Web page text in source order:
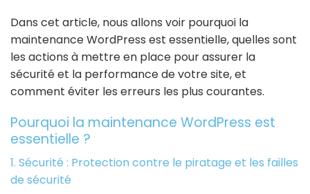
Dans cet article, nous allons voir pourquoi la
maintenance WordPress est essentielle, quelles sont
les actions à mettre en place pour assurer la
sécurité et la performance de votre site, et
comment éviter les erreurs les plus courantes.
Pourquoi la maintenance WordPress est
essentielle ?
1. Sécurité : Protection contre le piratage et les failles
de sécurité